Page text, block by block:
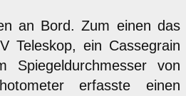
an Bord. Zum einen das
Teleskop, ein Cassegrain
Spiegeldurchmesser von
erfasste einen